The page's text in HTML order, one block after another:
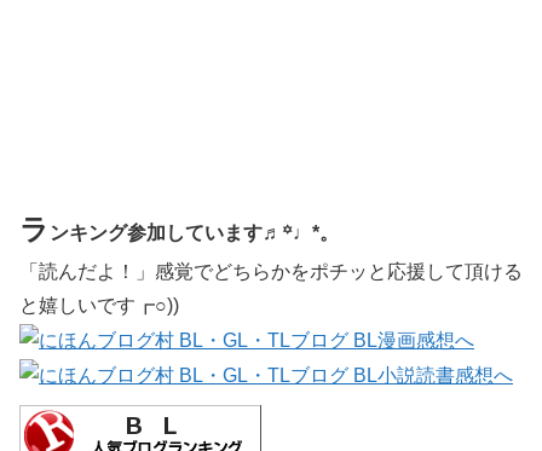
ラ ンキング参加しています♬꙳♩*。
「読んだよ！」感覚でどちらかをポチッと応援して頂ける
と嬉しいです┏○))